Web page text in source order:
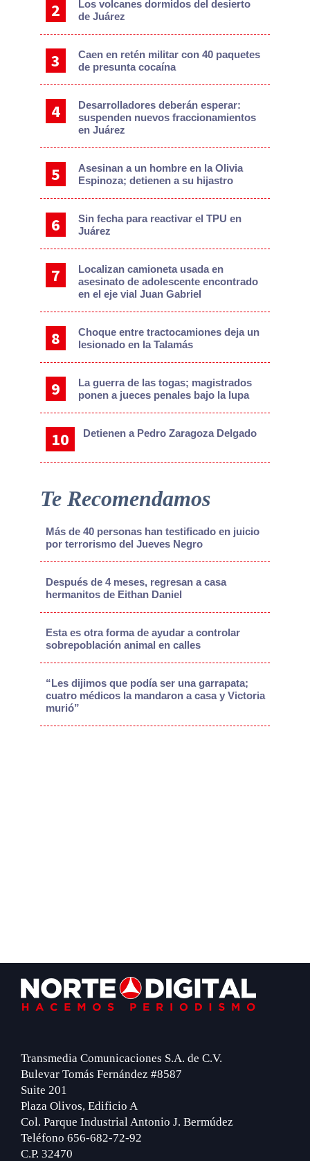
Los volcanes dormidos del desierto
de Juárez
Caen en retén militar con 40 paquetes
de presunta cocaína
Desarrolladores deberán esperar:
suspenden nuevos fraccionamientos
en Juárez
Asesinan a un hombre en la Olivia
Espinoza; detienen a su hijastro
Sin fecha para reactivar el TPU en
Juárez
Localizan camioneta usada en
asesinato de adolescente encontrado
en el eje vial Juan Gabriel
Choque entre tractocamiones deja un
lesionado en la Talamás
La guerra de las togas; magistrados
ponen a jueces penales bajo la lupa
Detienen a Pedro Zaragoza Delgado
Te Recomendamos
Más de 40 personas han testificado en juicio
por terrorismo del Jueves Negro
Después de 4 meses, regresan a casa
hermanitos de Eithan Daniel
Esta es otra forma de ayudar a controlar
sobrepoblación animal en calles
“Les dijimos que podía ser una garrapata;
cuatro médicos la mandaron a casa y Victoria
murió”
Footer
Transmedia Comunicaciones S.A. de C.V.
Bulevar Tomás Fernández #8587
Suite 201
Plaza Olivos, Edificio A
Col. Parque Industrial Antonio J. Bermúdez
Teléfono 656-682-72-92
C.P. 32470